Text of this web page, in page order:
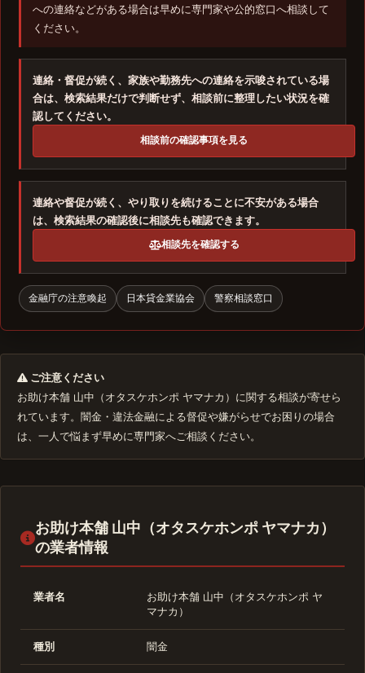
への連絡などがある場合は早めに専門家や公的窓口へ相談して
ください。
連絡・督促が続く、家族や勤務先への連絡を示唆されている場
合は、検索結果だけで判断せず、相談前に整理したい状況を確
認してください。
相談前の確認事項を見る
連絡や督促が続く、やり取りを続けることに不安がある場合
は、検索結果の確認後に相談先も確認できます。
相談先を確認する
金融庁の注意喚起 日本貸金業協会 警察相談窓口
ご注意ください
お助け本舗 山中（オタスケホンポ ヤマナカ）に関する相談が寄せら
れています。闇金・違法金融による督促や嫌がらせでお困りの場合
は、一人で悩まず早めに専門家へご相談ください。
お助け本舗 山中（オタスケホンポ ヤマナカ）
の業者情報
業者名
お助け本舗 山中（オタスケホンポ ヤ
マナカ）
種別 闇金